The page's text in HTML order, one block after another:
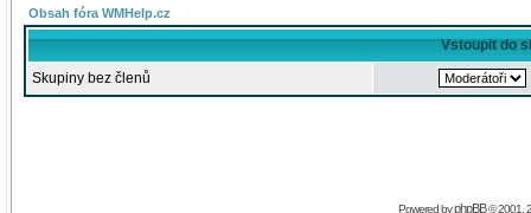
Obsah fóra WMHelp.cz
Vstoupit do
Skupiny bez členů
Powered byphpBB© 2001,